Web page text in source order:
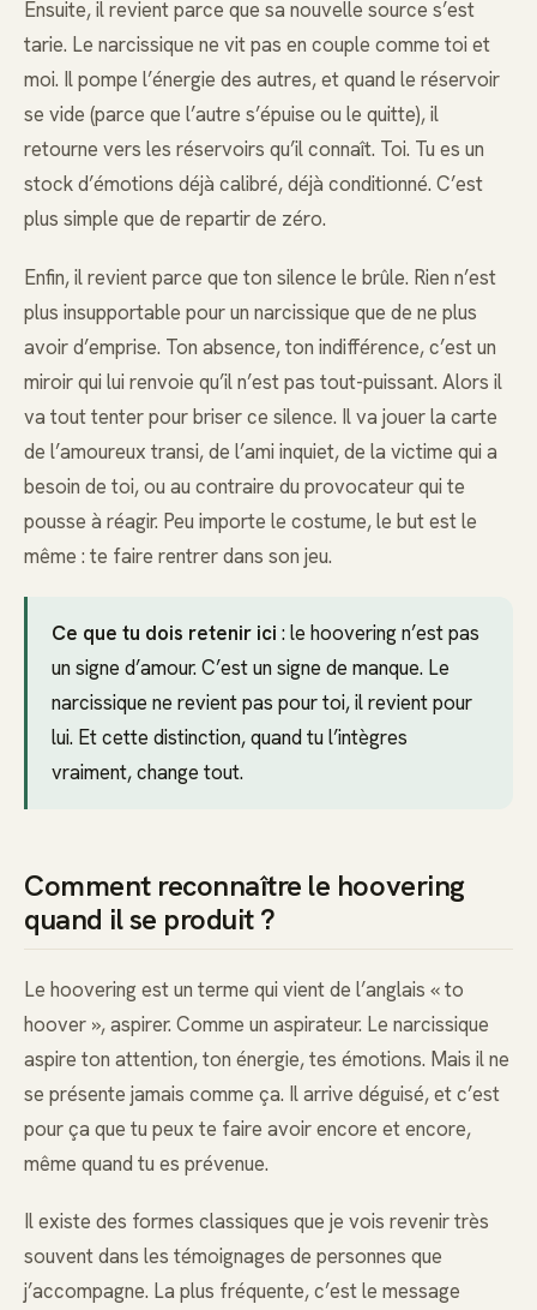
Ensuite, il revient parce que sa nouvelle source s’est
tarie. Le narcissique ne vit pas en couple comme toi et
moi. Il pompe l’énergie des autres, et quand le réservoir
se vide (parce que l’autre s’épuise ou le quitte), il
retourne vers les réservoirs qu’il connaît. Toi. Tu es un
stock d’émotions déjà calibré, déjà conditionné. C’est
plus simple que de repartir de zéro.
Enfin, il revient parce que ton silence le brûle. Rien n’est
plus insupportable pour un narcissique que de ne plus
avoir d’emprise. Ton absence, ton indifférence, c’est un
miroir qui lui renvoie qu’il n’est pas tout-puissant. Alors il
va tout tenter pour briser ce silence. Il va jouer la carte
de l’amoureux transi, de l’ami inquiet, de la victime qui a
besoin de toi, ou au contraire du provocateur qui te
pousse à réagir. Peu importe le costume, le but est le
même : te faire rentrer dans son jeu.
Ce que tu dois retenir ici : le hoovering n’est pas
un signe d’amour. C’est un signe de manque. Le
narcissique ne revient pas pour toi, il revient pour
lui. Et cette distinction, quand tu l’intègres
vraiment, change tout.
Comment reconnaître le hoovering
quand il se produit ?
Le hoovering est un terme qui vient de l’anglais « to
hoover », aspirer. Comme un aspirateur. Le narcissique
aspire ton attention, ton énergie, tes émotions. Mais il ne
se présente jamais comme ça. Il arrive déguisé, et c’est
pour ça que tu peux te faire avoir encore et encore,
même quand tu es prévenue.
Il existe des formes classiques que je vois revenir très
souvent dans les témoignages de personnes que
j’accompagne. La plus fréquente, c’est le message